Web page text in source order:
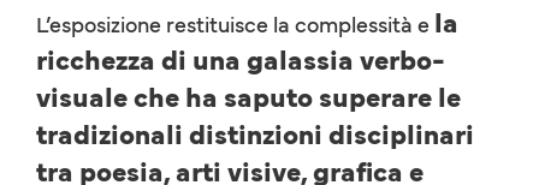
L’esposizione restituisce la complessità e la
ricchezza di una galassia verbo-
visuale che ha saputo superare le
tradizionali distinzioni disciplinari
tra poesia, arti visive, grafica e